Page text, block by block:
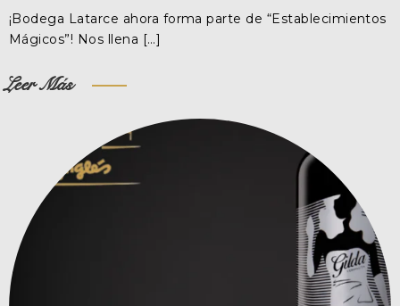
¡Bodega Latarce ahora forma parte de “Establecimientos
Mágicos”! Nos llena […]
Leer Más